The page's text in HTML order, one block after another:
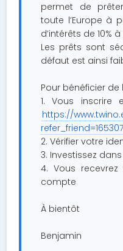
permet de
toute l’Europe à
d’intérêts de 10% à
Les prêts sont
défaut est ainsi
Pour bénéficier de
1. Vous
https://
refer_friend=165307
2. Vérifier votre
3. Investissez
4. Vous
compte
À bientôt
Benjamin